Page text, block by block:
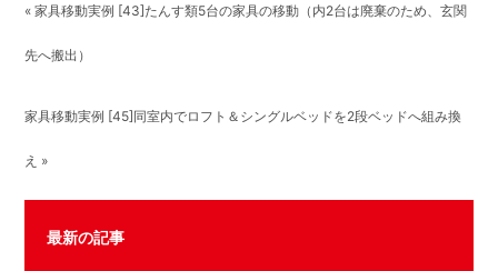
« 家具移動実例 [43]たんす類5台の家具の移動（内2台は廃棄のため、玄関
先へ搬出）
家具移動実例 [45]同室内でロフト＆シングルベッドを2段ベッドへ組み換
え »
最新の記事